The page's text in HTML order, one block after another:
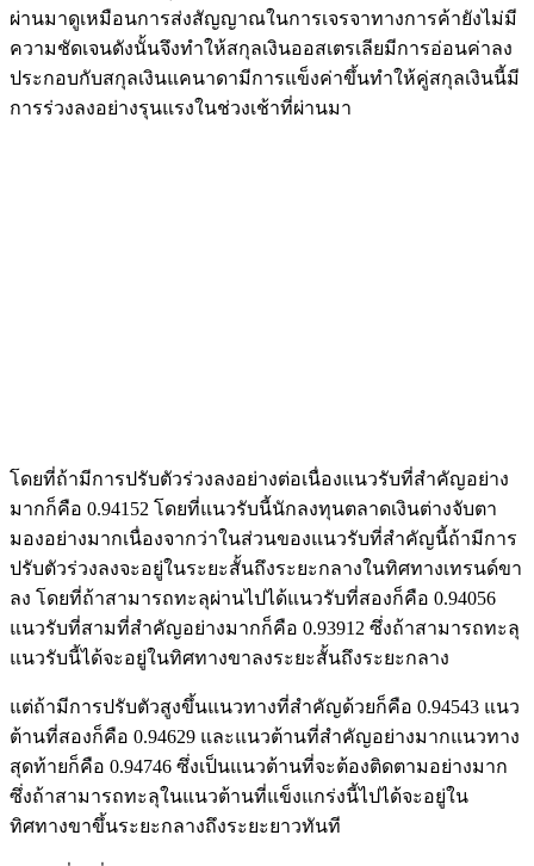
ผ่านมาดูเหมือนการส่งสัญญาณในการเจรจาทางการค้ายังไม่มี
ความชัดเจนดังนั้นจึงทำให้สกุลเงินออสเตรเลียมีการอ่อนค่าลง
ประกอบกับสกุลเงินแคนาดามีการแข็งค่าขึ้นทำให้คู่สกุลเงินนี้มี
การร่วงลงอย่างรุนแรงในช่วงเช้าที่ผ่านมา
โดยที่ถ้ามีการปรับตัวร่วงลงอย่างต่อเนื่องแนวรับที่สำคัญอย่าง
มากก็คือ 0.94152 โดยที่แนวรับนี้นักลงทุนตลาดเงินต่างจับตา
มองอย่างมากเนื่องจากว่าในส่วนของแนวรับที่สำคัญนี้ถ้ามีการ
ปรับตัวร่วงลงจะอยู่ในระยะสั้นถึงระยะกลางในทิศทางเทรนด์ขา
ลง โดยที่ถ้าสามารถทะลุผ่านไปได้แนวรับที่สองก็คือ 0.94056
แนวรับที่สามที่สำคัญอย่างมากก็คือ 0.93912 ซึ่งถ้าสามารถทะลุ
แนวรับนี้ได้จะอยู่ในทิศทางขาลงระยะสั้นถึงระยะกลาง
แต่ถ้ามีการปรับตัวสูงขึ้นแนวทางที่สำคัญด้วยก็คือ 0.94543 แนว
ต้านที่สองก็คือ 0.94629 และแนวต้านที่สำคัญอย่างมากแนวทาง
สุดท้ายก็คือ 0.94746 ซึ่งเป็นแนวต้านที่จะต้องติดตามอย่างมาก
ซึ่งถ้าสามารถทะลุในแนวต้านที่แข็งแกร่งนี้ไปได้จะอยู่ใน
ทิศทางขาขึ้นระยะกลางถึงระยะยาวทันที